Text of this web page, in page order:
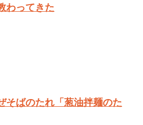
わってきた
そばのたれ「葱油拌麺のた